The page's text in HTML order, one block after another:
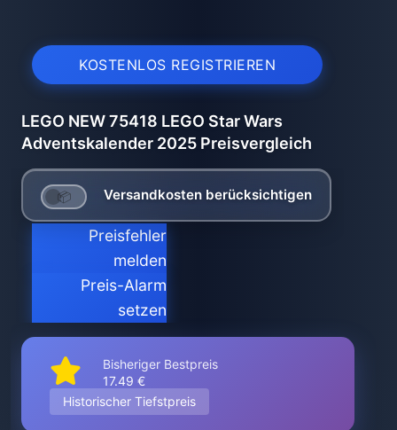
KOSTENLOS REGISTRIEREN
LEGO NEW 75418 LEGO Star Wars
Adventskalender 2025 Preisvergleich
Versandkosten berücksichtigen
Preisfehler
melden
Preis-Alarm
setzen
Bisheriger Bestpreis
17.49 €
Historischer Tiefstpreis